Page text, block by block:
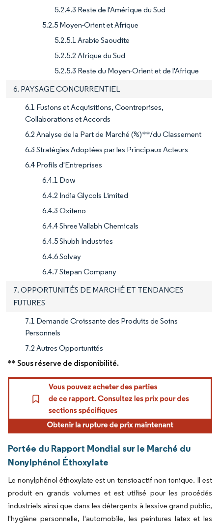
5.2.4.3 Reste de l'Amérique du Sud
5.2.5 Moyen-Orient et Afrique
5.2.5.1 Arabie Saoudite
5.2.5.2 Afrique du Sud
5.2.5.3 Reste du Moyen-Orient et de l'Afrique
6. PAYSAGE CONCURRENTIEL
6.1 Fusions et Acquisitions, Coentreprises,
Collaborations et Accords
6.2 Analyse de la Part de Marché (%)**/du Classement
6.3 Stratégies Adoptées par les Principaux Acteurs
6.4 Profils d'Entreprises
6.4.1 Dow
6.4.2 India Glycols Limited
6.4.3 Oxiteno
6.4.4 Shree Vallabh Chemicals
6.4.5 Shubh Industries
6.4.6 Solvay
6.4.7 Stepan Company
7. OPPORTUNITÉS DE MARCHÉ ET TENDANCES
FUTURES
7.1 Demande Croissante des Produits de Soins
Personnels
7.2 Autres Opportunités
** Sous réserve de disponibilité.
Portée du Rapport Mondial sur le Marché du
Nonylphénol Éthoxylate
Le nonylphénol éthoxylate est un tensioactif non ionique. Il est
produit en grands volumes et est utilisé pour les procédés
industriels ainsi que dans les détergents à lessive grand public,
l'hygiène personnelle, l'automobile, les peintures latex et les